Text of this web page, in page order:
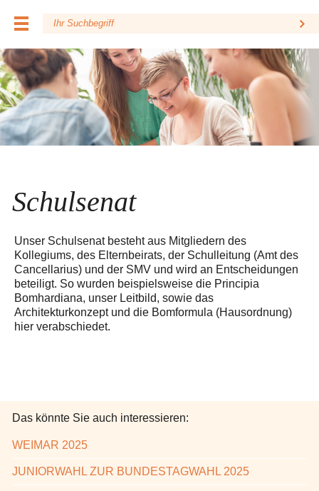
Schulsenat
Unser Schulsenat besteht aus Mitgliedern des
Kollegiums, des Elternbeirats, der Schulleitung (Amt des
Cancellarius) und der SMV und wird an Entscheidungen
beteiligt. So wurden beispielsweise die Principia
Bomhardiana, unser Leitbild, sowie das
Architekturkonzept und die Bomformula (Hausordnung)
hier verabschiedet.
Das könnte Sie auch interessieren:
WEIMAR 2025
JUNIORWAHL ZUR BUNDESTAGWAHL 2025